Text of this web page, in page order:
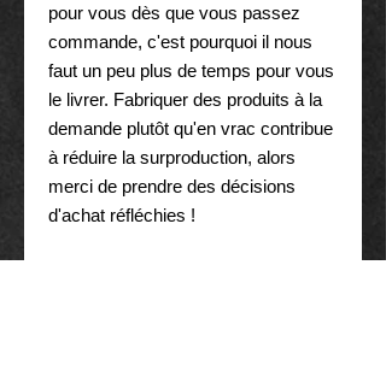
pour vous dès que vous passez
commande, c'est pourquoi il nous
faut un peu plus de temps pour vous
le livrer. Fabriquer des produits à la
demande plutôt qu'en vrac contribue
à réduire la surproduction, alors
merci de prendre des décisions
d'achat réfléchies !